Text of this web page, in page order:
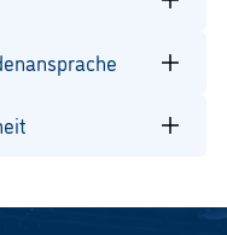
Chain
Checkout-Prozesses